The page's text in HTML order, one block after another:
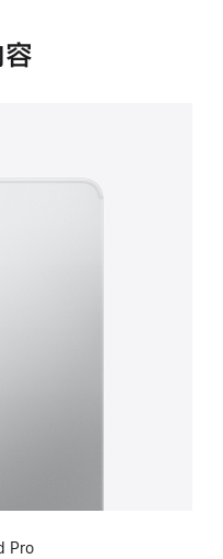
Pro